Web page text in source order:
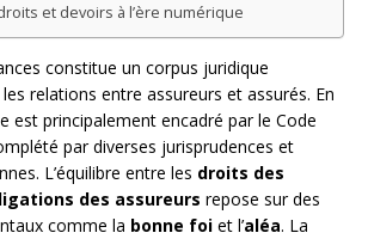
et devoirs à l’ère numérique
constitue un corpus juridique
relations entre assureurs et assurés. En
est principalement encadré par le Code
par diverses jurisprudences et
L’équilibre entre les droits des
des assureurs repose sur des
comme la bonne foi et l’aléa. La